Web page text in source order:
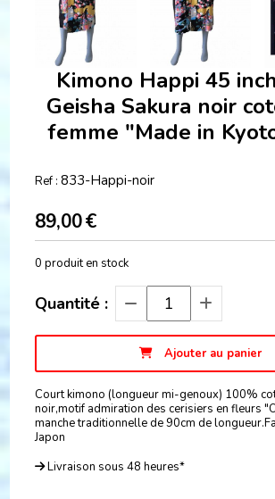
Kimono Happi 45
Geisha Sakura noir
femme "Made in
Ref : 833-Happi-noir
89,00€
0 produit en stock
Quantité :
Ajouter au panier
Court kimono (longueur mi-genoux) 100%
noir,motif admiration des cerisiers en fleurs
manche traditionnelle de 90cm de
Japon
Livraison sous 48 heures*